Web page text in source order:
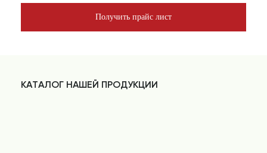
Получить прайс лист
КАТАЛОГ НАШЕЙ ПРОДУКЦИИ